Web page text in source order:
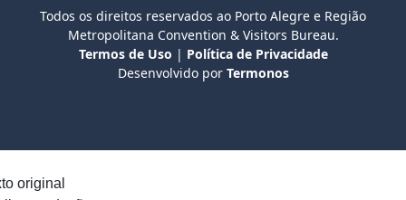
Todos os direitos reservados ao Porto Alegre e Região
Metropolitana Convention & Visitors Bureau.
Termos de Uso | Política de Privacidade
Desenvolvido por Termonos
original